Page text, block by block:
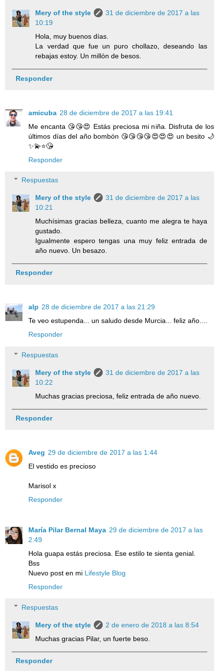
Mery of the style
31 de diciembre de 2017 a las
10:19
Hola, muy buenos días.
La verdad que fue un puro chollazo, deseando las
rebajas estoy. Un millón de besos.
Responder
amicuba 28 de diciembre de 2017 a las 19:41
Me encanta 😘😘😍 Estás preciosa mi niña. Disfruta de los
últimos días del año bombón 😘😘😘😘😍😍😍 un besito 🌙
✨💫⭐️😘
Responder
Respuestas
Mery of the style
31 de diciembre de 2017 a las
10:21
Muchísimas gracias belleza, cuanto me alegra te haya
gustado.
Igualmente espero tengas una muy feliz entrada de
año nuevo. Un besazo.
Responder
alp 28 de diciembre de 2017 a las 21:29
Te veo estupenda... un saludo desde Murcia... feliz año....
Responder
Respuestas
Mery of the style
31 de diciembre de 2017 a las
10:22
Muchas gracias preciosa, feliz entrada de año nuevo.
Responder
Aveg 29 de diciembre de 2017 a las 1:44
El vestido es precioso
Marisol x
Responder
María Pilar Bernal Maya 29 de diciembre de 2017 a las
2:49
Hola guapa estás preciosa. Ese estilo te sienta genial.
Bss
Nuevo post en mi Lifestyle Blog
Responder
Respuestas
Mery of the style
2 de enero de 2018 a las 8:54
Muchas gracias Pilar, un fuerte beso.
Responder